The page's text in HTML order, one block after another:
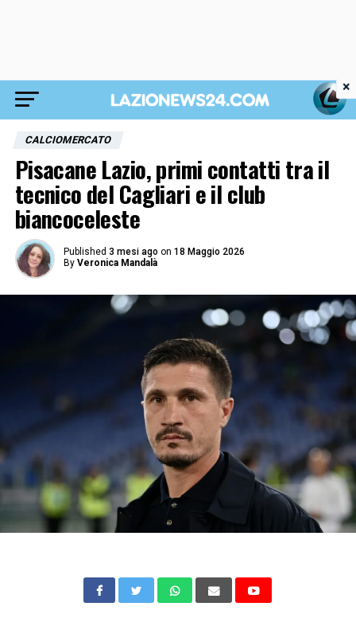
CALCIOMERCATO
Pisacane Lazio, primi contatti tra il
tecnico del Cagliari e il club
biancoceleste
Published 3 mesi ago on 18 Maggio 2026
By Veronica Mandalà
×